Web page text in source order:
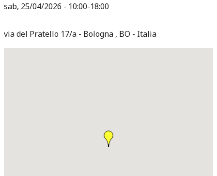
sab, 25/04/2026 - 10:00-18:00
via del Pratello 17/a Bologna , BO Italia